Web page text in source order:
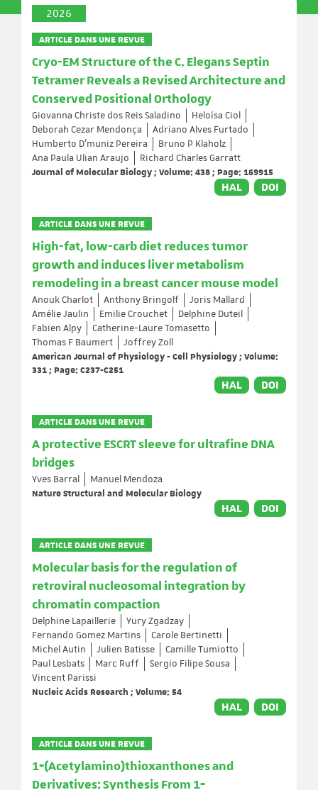
2026
ARTICLE DANS UNE REVUE
Cryo-EM Structure of the C. Elegans Septin
Tetramer Reveals a Revised Architecture and
Conserved Positional Orthology
Giovanna Christe dos Reis Saladino
Heloísa Ciol
Deborah Cezar Mendonça
Adriano Alves Furtado
Humberto D’muniz Pereira
Bruno P Klaholz
Ana Paula Ulian Araujo
Richard Charles Garratt
Journal of Molecular Biology ; Volume: 438 ; Page: 169915
HAL DOI
ARTICLE DANS UNE REVUE
High-fat, low-carb diet reduces tumor
growth and induces liver metabolism
remodeling in a breast cancer mouse model
Anouk Charlot Anthony Bringolf
Joris Mallard
Amélie Jaulin
Emilie Crouchet
Delphine Duteil
Fabien Alpy
Catherine-Laure Tomasetto
Thomas F Baumert
Joffrey Zoll
American Journal of Physiology - Cell Physiology ; Volume:
331 ; Page: C237-C251
HAL DOI
ARTICLE DANS UNE REVUE
A protective ESCRT sleeve for ultrafine DNA
bridges
Yves Barral
Manuel Mendoza
Nature Structural and Molecular Biology
HAL DOI
ARTICLE DANS UNE REVUE
Molecular basis for the regulation of
retroviral nucleosomal integration by
chromatin compaction
Delphine Lapaillerie
Yury Zgadzay
Fernando Gomez Martins
Carole Bertinetti
Michel Autin
Julien Batisse
Camille Tumiotto
Paul Lesbats
Marc Ruff
Sergio Filipe Sousa
Vincent Parissi
Nucleic Acids Research ; Volume: 54
HAL DOI
ARTICLE DANS UNE REVUE
1‐(Acetylamino)thioxanthones and
Derivatives: Synthesis From 1‐